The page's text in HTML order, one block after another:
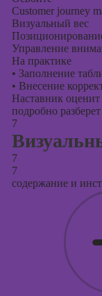
Customer journey
Визуальный вес
Управление
На практике
• Заполнение
• Внесение
Наставник оценит
подробно
7
7
7
содержание и